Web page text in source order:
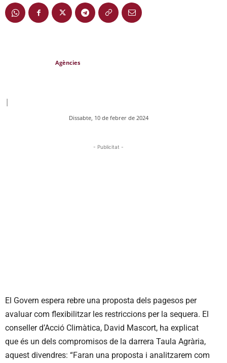
Agències
|
Dissabte, 10 de febrer de 2024
- Publicitat -
El Govern espera rebre una proposta dels pagesos per
avaluar com flexibilitzar les restriccions per la sequera. El
conseller d’Acció Climàtica, David Mascort, ha explicat
que és un dels compromisos de la darrera Taula Agrària,
aquest divendres: “Faran una proposta i analitzarem com